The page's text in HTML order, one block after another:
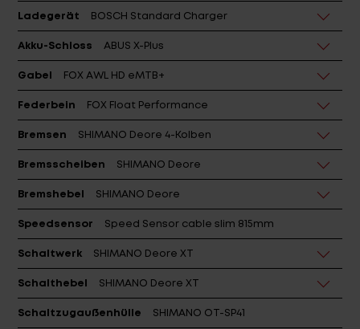
Ladegerät BOSCH Standard Charger
Akku-Schloss ABUS X-Plus
Gabel FOX AWL HD eMTB+
Federbein FOX Float Performance
Bremsen SHIMANO Deore 4-Kolben
Bremsscheiben SHIMANO Deore
Bremshebel SHIMANO Deore
Speedsensor Speed Sensor cable slim 815mm
Schaltwerk SHIMANO Deore XT
Schalthebel SHIMANO Deore XT
Schaltzugaußenhülle SHIMANO OT-SP41